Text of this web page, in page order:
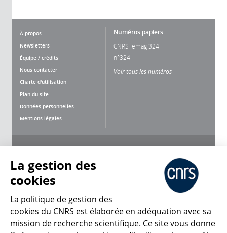
À propos
Newsletters
Équipe / crédits
Nous contacter
Charte d'utilisation
Plan du site
Données personnelles
Mentions légales
Numéros papiers
CNRS lemag 324
n°324
Voir tous les numéros
CNRS Le Mag
La gestion des
cookies
La politique de gestion des
cookies du CNRS est élaborée en adéquation avec sa
mission de recherche scientifique. Ce site vous donne